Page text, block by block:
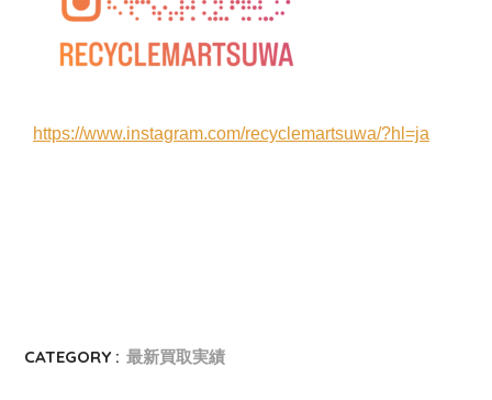
https://www.instagram.com/recyclemartsuwa/?hl=ja
CATEGORY : 最新買取実績